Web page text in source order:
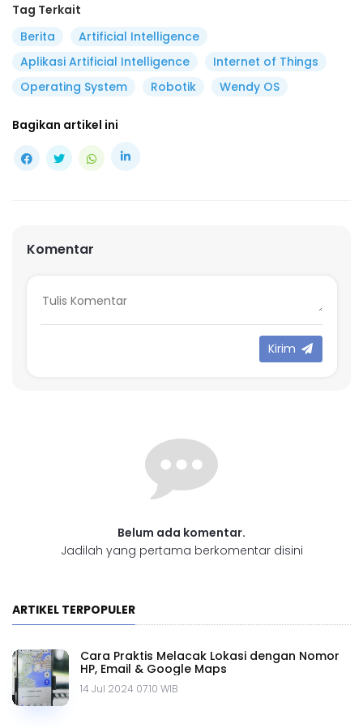
Tag Terkait
Berita
Artificial Intelligence
Aplikasi Artificial Intelligence
Internet of Things
Operating System
Robotik Wendy OS
Bagikan artikel ini
Komentar
Kirim
Belum ada komentar.
Jadilah yang pertama berkomentar disini
ARTIKEL TERPOPULER
Cara Praktis Melacak Lokasi dengan Nomor
HP, Email & Google Maps
14 Jul 2024 07.10 WIB